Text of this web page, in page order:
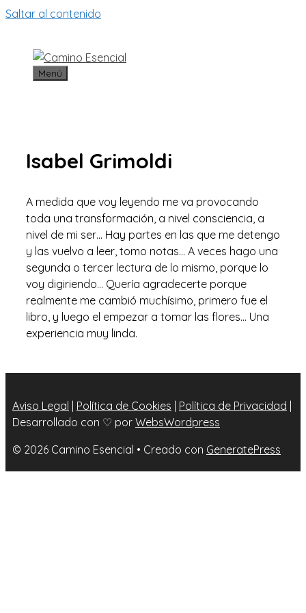
Saltar al contenido
Menú
Isabel Grimoldi
A medida que voy leyendo me va provocando
toda una transformación, a nivel consciencia, a
nivel de mi ser… Hay partes en las que me detengo
y las vuelvo a leer, tomo notas… A veces hago una
segunda o tercer lectura de lo mismo, porque lo
voy digiriendo… Quería agradecerte porque
realmente me cambió muchísimo, primero fue el
libro, y luego el empezar a tomar las flores… Una
experiencia muy linda.
Aviso Legal | Política de Cookies | Política de Privacidad |
Desarrollado con ♡ por WebsWordpress
© 2026 Camino Esencial • Creado con GeneratePress